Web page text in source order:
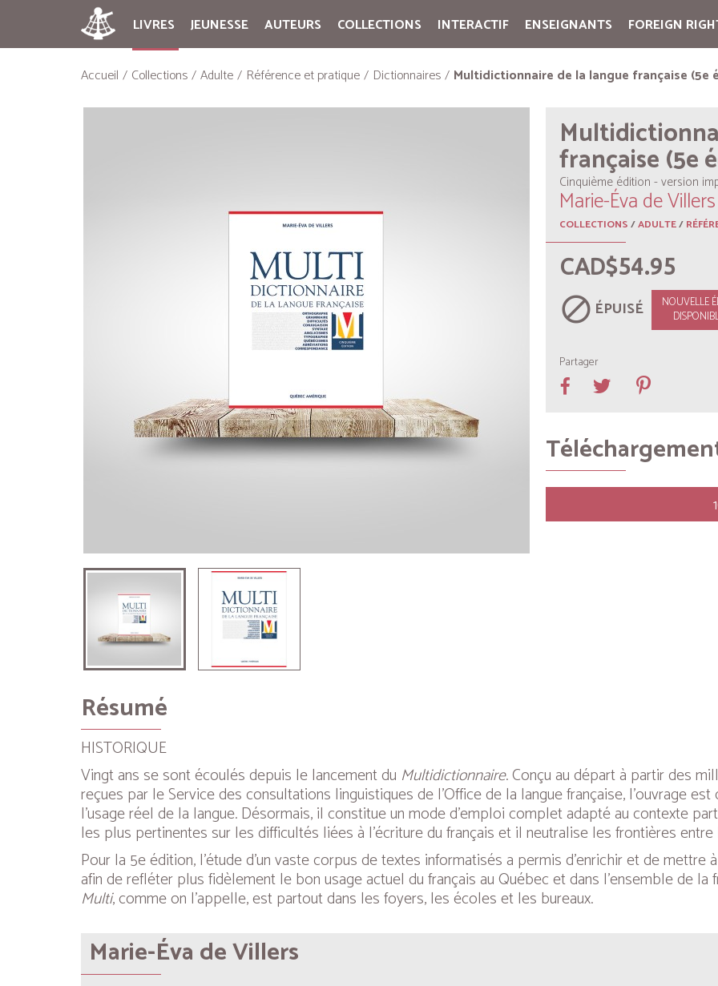
LIVRES JEUNESSE AUTEURS COLLECTIONS INTERACTIF ENSEIGNANTS FOREIGN
Cart: (vide)
Accueil Collections Adulte Référence et pratique Dictionnaires Multidictionnaire de la langue française (5e
française (5e
Cinquième édition - version
Marie-Éva de Villers
COLLECTIONS/ADULTE/
CAD$54.95
block ÉPUISÉ
NOUVELLE
Partager
Résumé
HISTORIQUE
Vingt ans se sont écoulés depuis le lancement du Multidictionnaire. Conçu au départ à partir des
reçues par le Service des consultations linguistiques de l’Office de la langue française, l’ouvrage
l’usage réel de la langue. Désormais, il constitue un mode d’emploi complet adapté au contexte
les plus pertinentes sur les difficultés liées à l’écriture du français et il neutralise les frontières
Pour la 5e édition, l’étude d’un vaste corpus de textes informatisés a permis d’enrichir et de mettre
afin de refléter plus fidèlement le bon usage actuel du français au Québec et dans l’ensemble de la
Multi, comme on l’appelle, est partout dans les foyers, les écoles et les bureaux.
Marie-Éva de Villers